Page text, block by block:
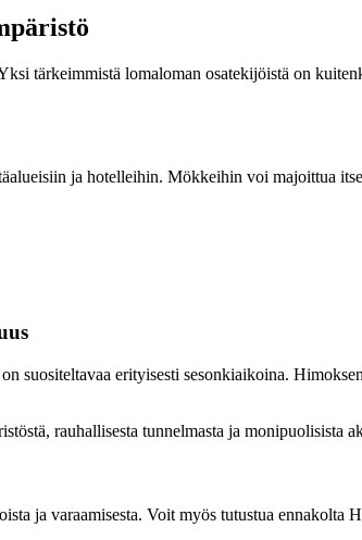
tärkeimmistä lomaloman osatekijöistä on
ja hotelleihin. Mökkeihin voi majoittua
suositeltavaa erityisesti sesonkiaikoina.
rauhallisesta tunnelmasta ja monipuolisista
ja varaamisesta. Voit myös tutustua